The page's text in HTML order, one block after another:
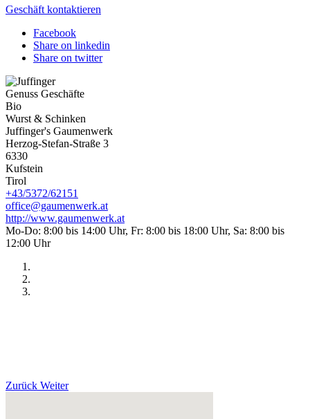
Geschäft kontaktieren
Facebook
Share on linkedin
Share on twitter
Genuss Geschäfte
Bio
Wurst & Schinken
Juffinger's Gaumenwerk
Herzog-Stefan-Straße 3
6330
Kufstein
Tirol
+43/5372/62151
office@gaumenwerk.at
http://www.gaumenwerk.at
Mo-Do: 8:00 bis 14:00 Uhr, Fr: 8:00 bis 18:00 Uhr, Sa: 8:00 bis
12:00 Uhr
Zurück Weiter